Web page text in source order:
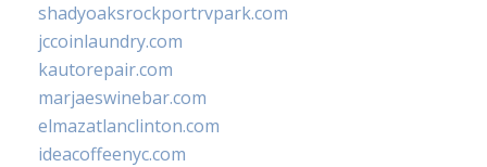
shadyoaksrockportrvpark.com
jccoinlaundry.com
kautorepair.com
marjaeswinebar.com
elmazatlanclinton.com
ideacoffeenyc.com